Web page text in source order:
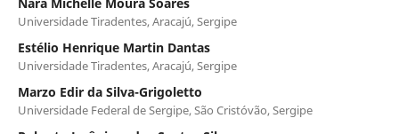
Universidade Tiradentes, Aracajú, Sergipe
Estélio Henrique Martin Dantas
Universidade Tiradentes, Aracajú, Sergipe
Marzo Edir da Silva-Grigoletto
Universidade Federal de Sergipe, São Cristóvão, Sergipe